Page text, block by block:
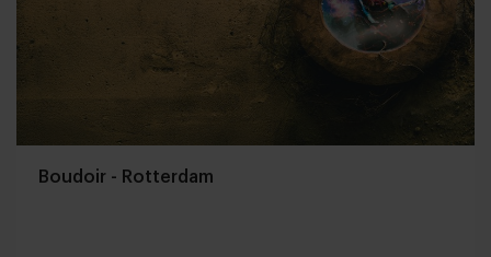
Boudoir - Rotterdam